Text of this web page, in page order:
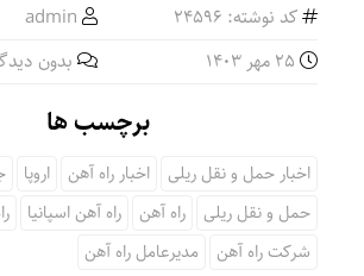
کد نوشته: 24596
admin
بدون
برچسب ها
اخبار حمل و نقل ریلی اخبار راه آهن اروپا
حمل و نقل ریلی
راه آهن راه آهن اسپانیا
شرکت راه آهن
مدیرعامل راه آهن